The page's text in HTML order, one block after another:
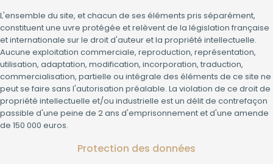
L'ensemble du site, et chacun de ses éléments pris séparément,
constituent une uvre protégée et relèvent de la législation française
et internationale sur le droit d'auteur et la propriété intellectuelle.
Aucune exploitation commerciale, reproduction, représentation,
utilisation, adaptation, modification, incorporation, traduction,
commercialisation, partielle ou intégrale des éléments de ce site ne
peut se faire sans l'autorisation préalable. La violation de ce droit de
propriété intellectuelle et/ou industrielle est un délit de contrefaçon
passible d'une peine de 2 ans d'emprisonnement et d'une amende
de 150 000 euros.
Protection des données